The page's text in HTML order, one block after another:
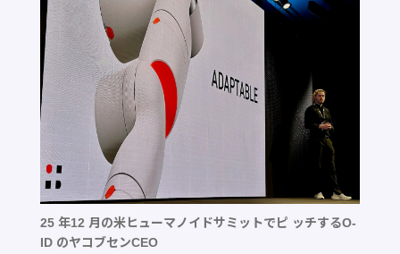
25 年12 月の米ヒューマノイドサミットでピ ッチするO-
ID のヤコブセンCEO